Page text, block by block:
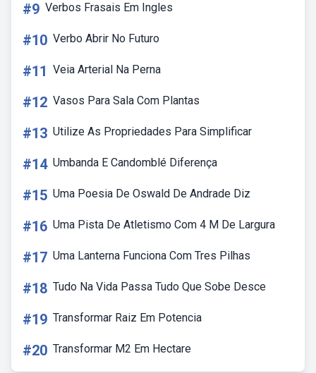
#9 Verbos Frasais Em Ingles
#10 Verbo Abrir No Futuro
#11 Veia Arterial Na Perna
#12 Vasos Para Sala Com Plantas
#13 Utilize As Propriedades Para Simplificar
#14 Umbanda E Candomblé Diferença
#15 Uma Poesia De Oswald De Andrade Diz
#16 Uma Pista De Atletismo Com 4 M De Largura
#17 Uma Lanterna Funciona Com Tres Pilhas
#18 Tudo Na Vida Passa Tudo Que Sobe Desce
#19 Transformar Raiz Em Potencia
#20 Transformar M2 Em Hectare